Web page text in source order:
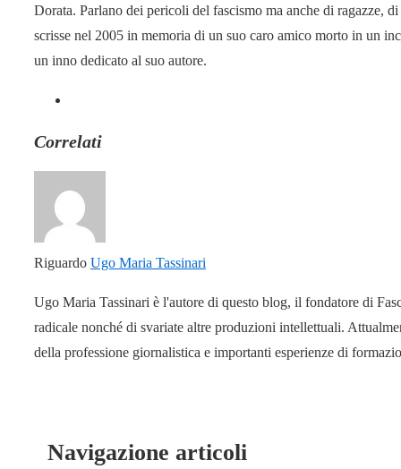
Dorata. Parlano dei pericoli del fascismo ma anche di ragazze,
scrisse nel 2005 in memoria di un suo caro amico morto in un
un inno dedicato al suo autore.
Correlati
Riguardo Ugo Maria Tassinari
Ugo Maria Tassinari è l'autore di questo blog, il fondatore di
radicale nonché di svariate altre produzioni intellettuali.
della professione giornalistica e importanti esperienze di
Navigazione articoli